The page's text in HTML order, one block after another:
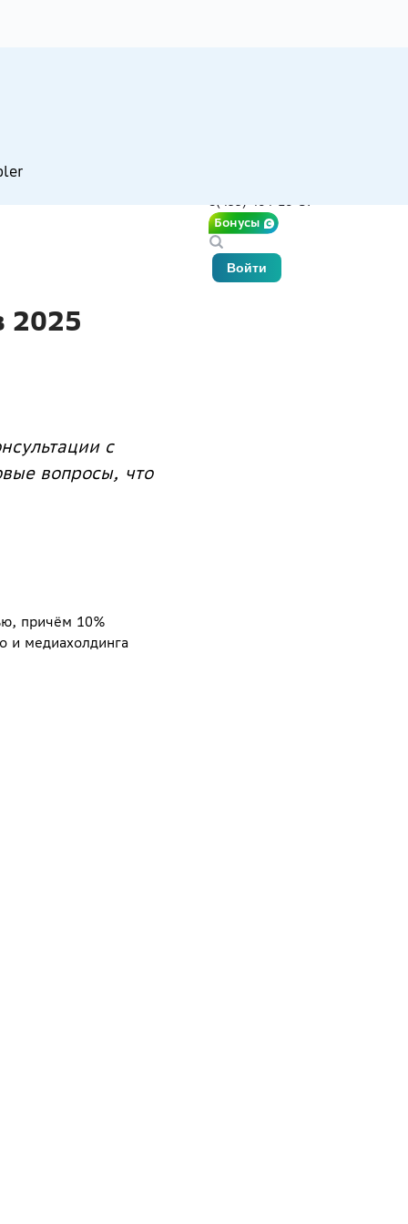
8(499) 404-10-37
Бонусы
Войти
2025
с
вопросы, что
причём 10%
и медиахолдинга